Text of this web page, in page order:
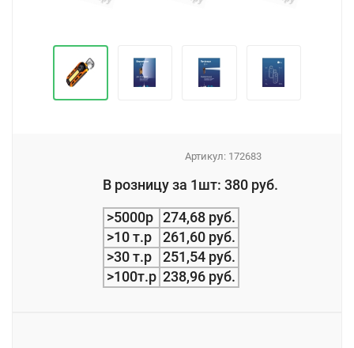
Артикул: 172683
В розницу за 1шт: 380 руб.
>5000р 274,68 руб.
>10 т.р
261,60 руб.
>30 т.р
251,54 руб.
>100т.р 238,96 руб.